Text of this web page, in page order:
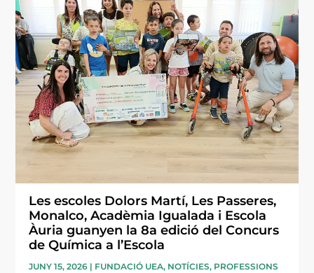
Les escoles Dolors Martí, Les Passeres,
Monalco, Acadèmia Igualada i Escola
Àuria guanyen la 8a edició del Concurs
de Química a l’Escola
JUNY 15, 2026 | FUNDACIÓ UEA, NOTÍCIES, PROFESSIONS